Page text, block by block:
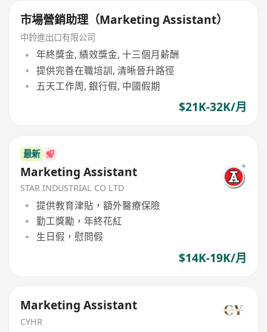
市場營銷助理（Marketing Assistant）
中鈴進出口有限公司
年終獎金, 績效獎金, 十三個月薪酬
提供完善在職培訓, 清晰晉升路徑
五天工作周, 銀行假, 中國假期
$21K-32K/月
最新
Marketing Assistant
STAR INDUSTRIAL CO LTD
提供教育津貼，額外醫療保險
勤工獎勵，年終花紅
生日假，慰問假
$14K-19K/月
Marketing Assistant
CYHR